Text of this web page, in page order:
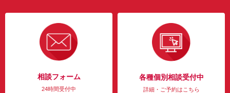
相談フォーム
24時間受付中
各種個別相談受付中
詳細・ご予約はこちら